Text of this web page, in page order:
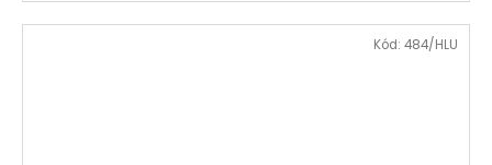
Kód: 484/HLU